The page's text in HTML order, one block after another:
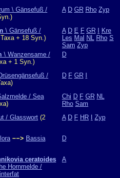
\ Gänsefuß /
A D GR Rho Zyp
\ Gänsefuß /
+ 18 Syn.)
A D E F GR
Kre
Les Mal NL Rho S
Sam Zyp
\ Wanzensame /
+ 1 Syn.)
D
/
D F GR
/ Sea
Chi D F GR NL
Rho Sam
/ Glasswort (2
A D F HR Zyp
−−> Bassia
D
ceratoides
Hornmelde /
A